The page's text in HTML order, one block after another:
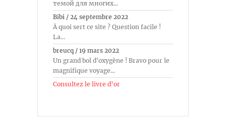
темой для многих...
Bibi / 24 septembre 2022
À quoi sert ce site ? Question facile !
La...
breucq / 19 mars 2022
Un grand bol d'oxygène ! Bravo pour le
magnifique voyage...
Consultez le livre d’or